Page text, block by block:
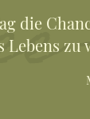
die
Lebens zu